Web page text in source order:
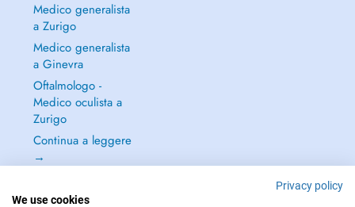
Medico generalista
a Zurigo
Medico generalista
a Ginevra
Oftalmologo -
Medico oculista a
Zurigo
Continua a leggere
→
Privacy policy
We use cookies